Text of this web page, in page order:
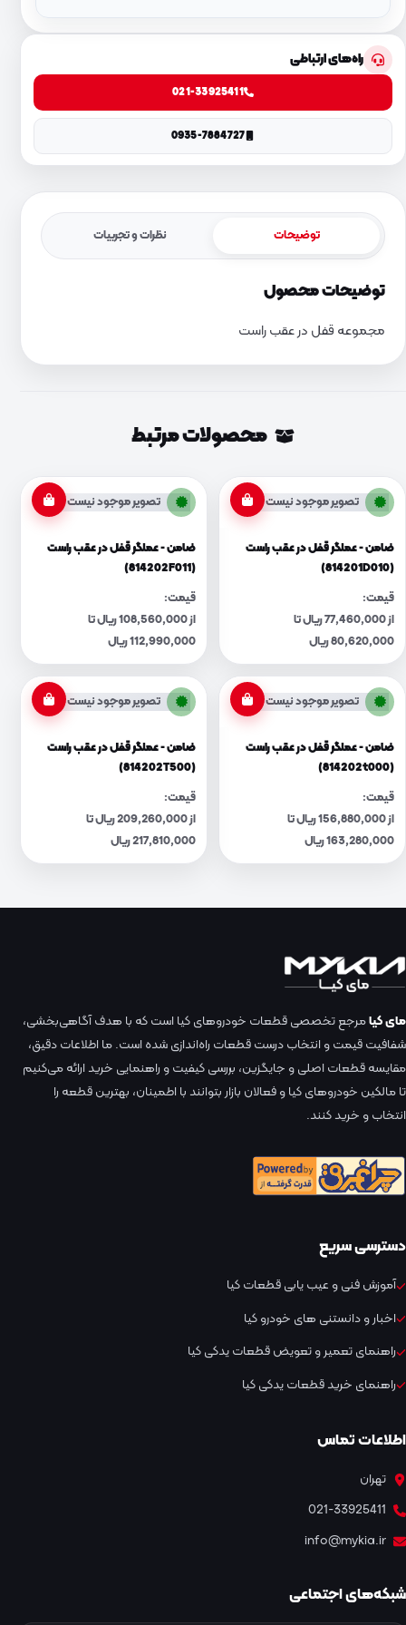
راه‌های ارتباطی
021-33925411
0935-7884727
توضیحات نظرات و تجربیات
توضیحات محصول
مجموعه قفل در عقب راست
محصولات مرتبط
تصویر موجود نیست
ضامن - عملگر قفل در عقب راست
(814201D010)
قیمت:
از 77,460,000 ریال تا
80,620,000 ریال
تصویر موجود نیست
ضامن - عملگر قفل در عقب راست
(814202F011)
قیمت:
از 108,560,000 ریال تا
112,990,000 ریال
تصویر موجود نیست
ضامن - عملگر قفل در عقب راست
(814202t000)
قیمت:
از 156,880,000 ریال تا
163,280,000 ریال
تصویر موجود نیست
ضامن - عملگر قفل در عقب راست
(814202T500)
قیمت:
از 209,260,000 ریال تا
217,810,000 ریال
مای کیامرجع تخصصی قطعات خودروهای کیا است که با هدف آگاهی‌بخشی،
شفافیت قیمت و انتخاب درست قطعات راه‌اندازی شده است. ما اطلاعات دقیق،
مقایسه قطعات اصلی و جایگزین، بررسی کیفیت و راهنمایی خرید ارائه می‌کنیم
تا مالکین خودروهای کیا و فعالان بازار بتوانند با اطمینان، بهترین قطعه را
انتخاب و خرید کنند.
دسترسی سریع
آموزش فنی و عیب یابی قطعات کیا
اخبار و دانستنی های خودرو کیا
راهنمای تعمیر و تعویض قطعات یدکی کیا
راهنمای خرید قطعات یدکی کیا
اطلاعات تماس
تهران
021-33925411
info@mykia.ir
شبکه‌های اجتماعی